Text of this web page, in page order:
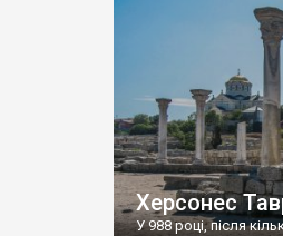
візантійської доби.
культурної
Офіційно – на
влада в Україні
Херсонес
У 988 році, після